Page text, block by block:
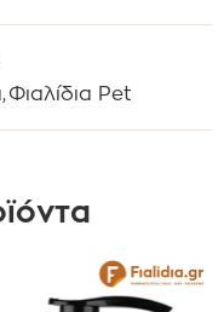
,Φιαλίδια Pet